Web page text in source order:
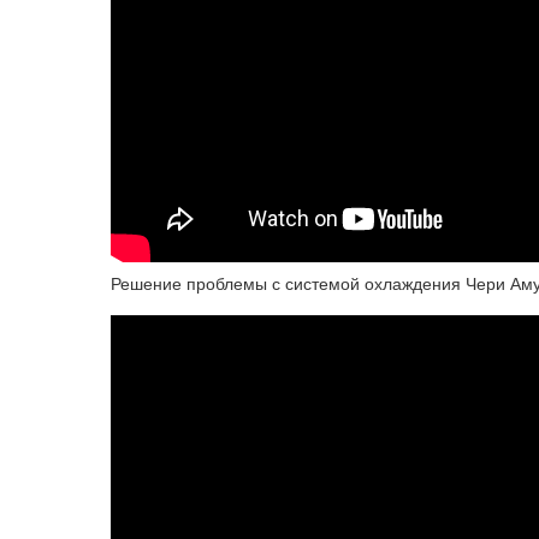
Решение проблемы с системой охлаждения Чери